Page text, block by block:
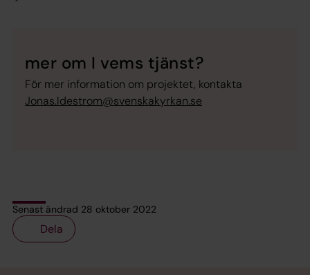
mer om I vems tjänst?
För mer information om projektet, kontakta
Jonas.Idestrom@svenskakyrkan.se
Senast ändrad 28 oktober 2022
Dela